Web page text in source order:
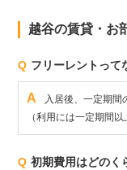
越谷の賃貸・お
Q フリーレントって
A
入居後、一定期間
（利用には一定期間
Q 初期費用はどのく